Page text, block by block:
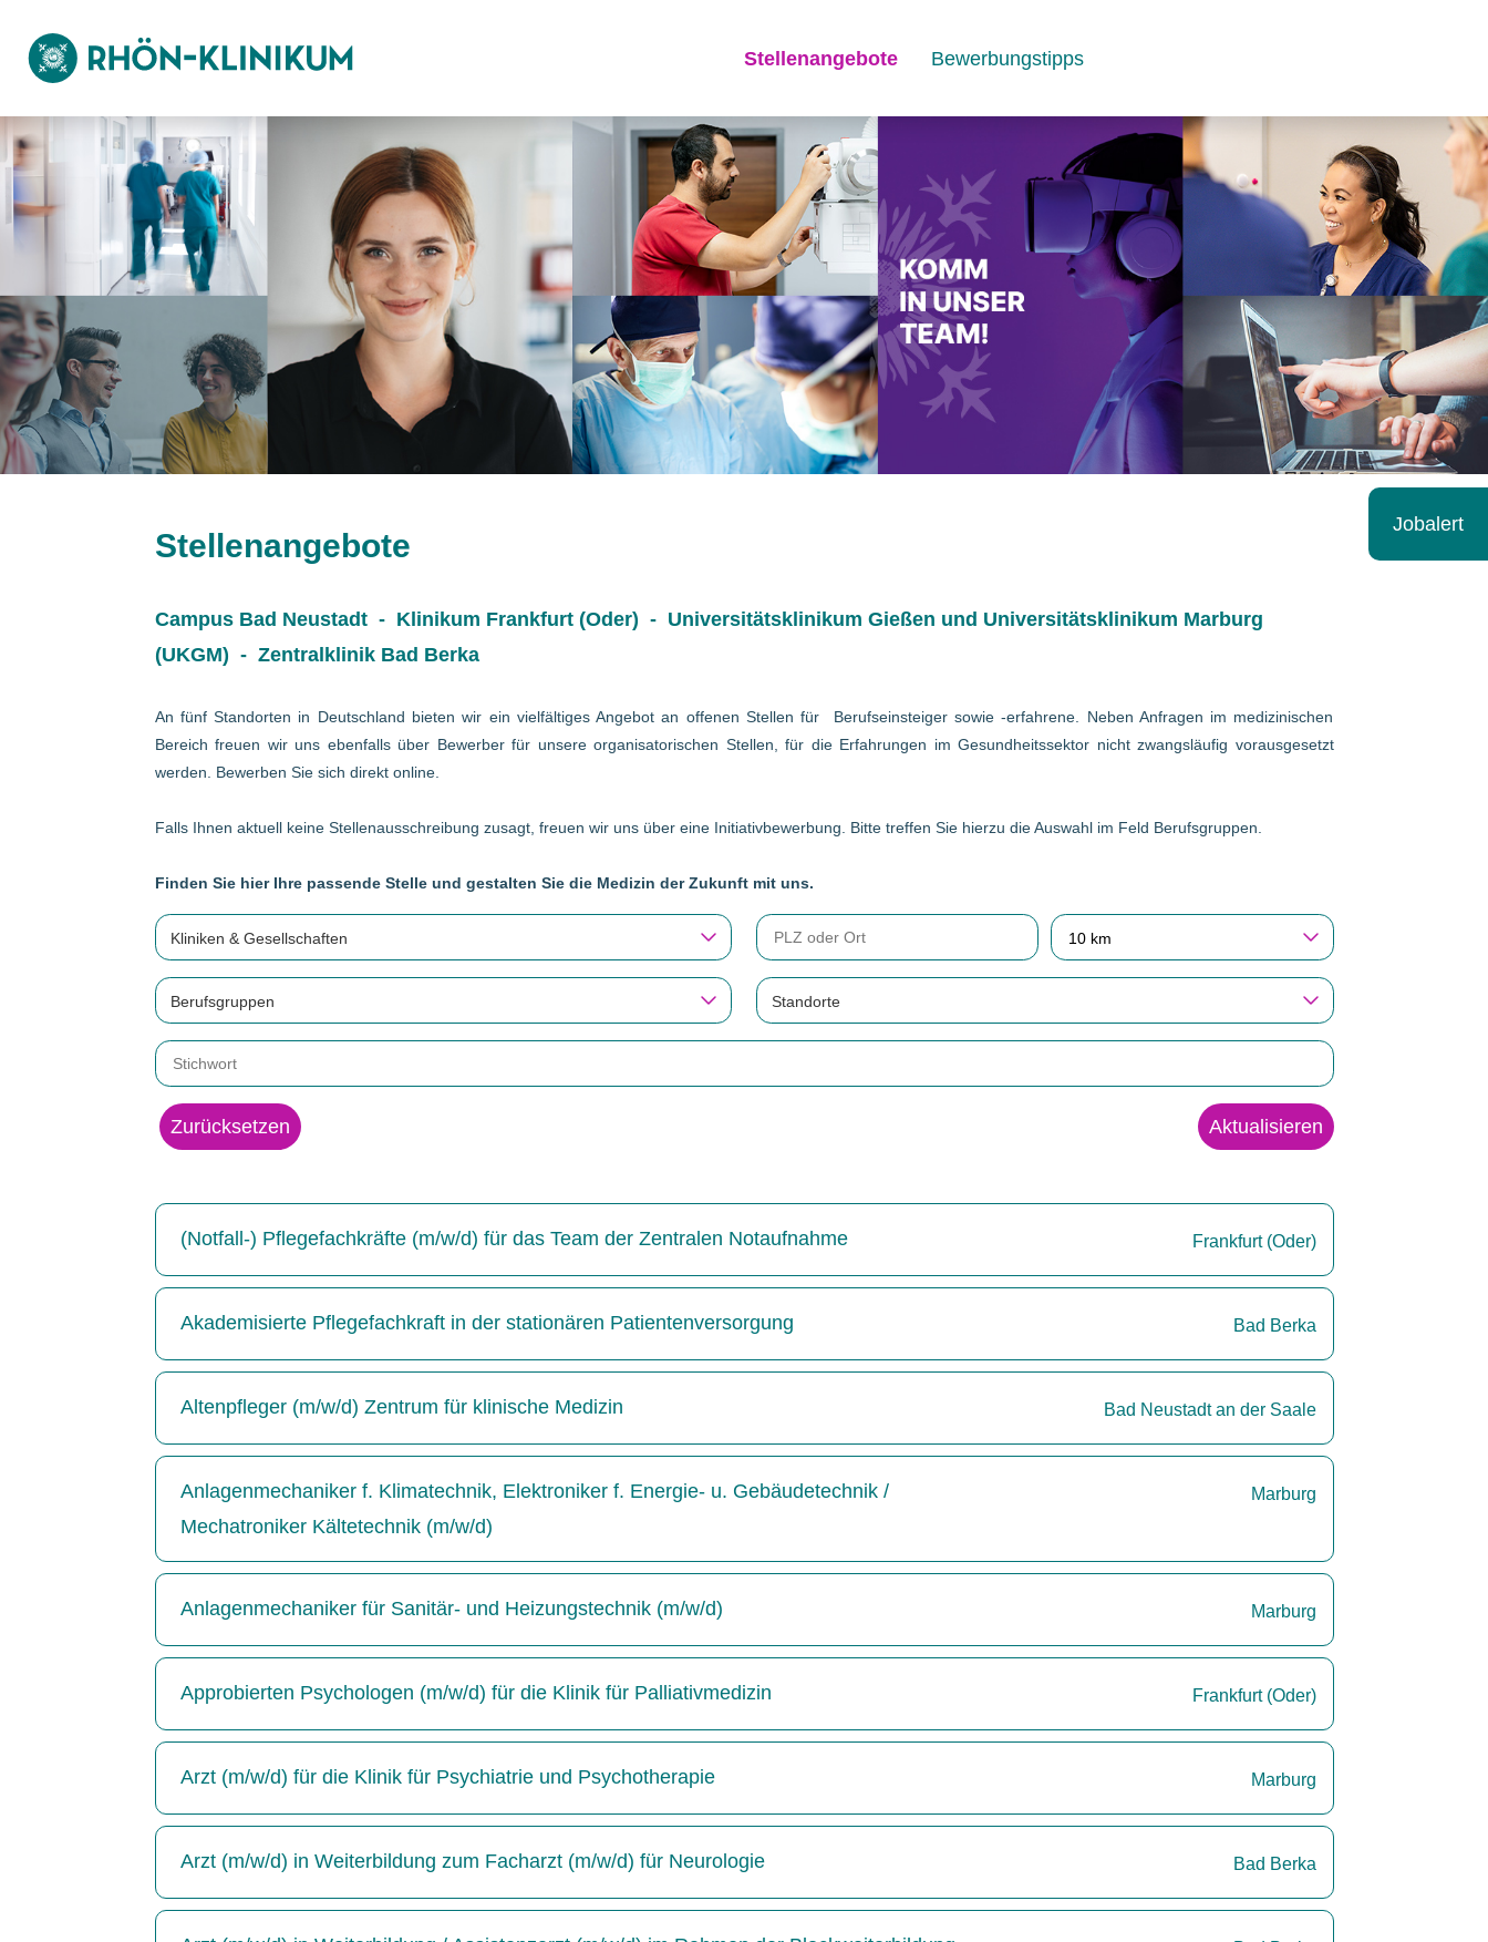
Stellenangebote Bewerbungstipps
Stellenangebote
Campus Bad Neustadt - Klinikum Frankfurt (Oder) - Universitätsklinikum Gießen und Universitätsklinikum Marburg
(UKGM) - Zentralklinik Bad Berka
An fünf Standorten in Deutschland bieten wir ein vielfältiges Angebot an offenen Stellen für Berufseinsteiger sowie -erfahrene. Neben Anfragen im medizinischen
Bereich freuen wir uns ebenfalls über Bewerber für unsere organisatorischen Stellen, für die Erfahrungen im Gesundheitssektor nicht zwangsläufig vorausgesetzt
werden. Bewerben Sie sich direkt online.
Falls Ihnen aktuell keine Stellenausschreibung zusagt, freuen wir uns über eine Initiativbewerbung. Bitte treffen Sie hierzu die Auswahl im Feld Berufsgruppen.
Finden Sie hier Ihre passende Stelle und gestalten Sie die Medizin der Zukunft mit uns.
Kliniken & Gesellschaften 10 km
Berufsgruppen Standorte
Zurücksetzen Aktualisieren
(Notfall-) Pflegefachkräfte (m/w/d) für das Team der Zentralen Notaufnahme Frankfurt (Oder)
Akademisierte Pflegefachkraft in der stationären Patientenversorgung Bad Berka
Altenpfleger (m/w/d) Zentrum für klinische Medizin Bad Neustadt an der Saale
Anlagenmechaniker f. Klimatechnik, Elektroniker f. Energie- u. Gebäudetechnik /
Mechatroniker Kältetechnik (m/w/d)
Marburg
Anlagenmechaniker für Sanitär- und Heizungstechnik (m/w/d) Marburg
Approbierten Psychologen (m/w/d) für die Klinik für Palliativmedizin Frankfurt (Oder)
Arzt (m/w/d) für die Klinik für Psychiatrie und Psychotherapie Marburg
Arzt (m/w/d) in Weiterbildung zum Facharzt (m/w/d) für Neurologie Bad Berka
Jobalert